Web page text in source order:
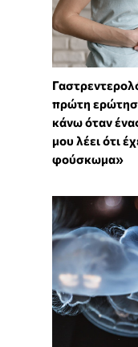
πρώτη
κάνω όταν
μου λέει ότι
φούσκωμα»